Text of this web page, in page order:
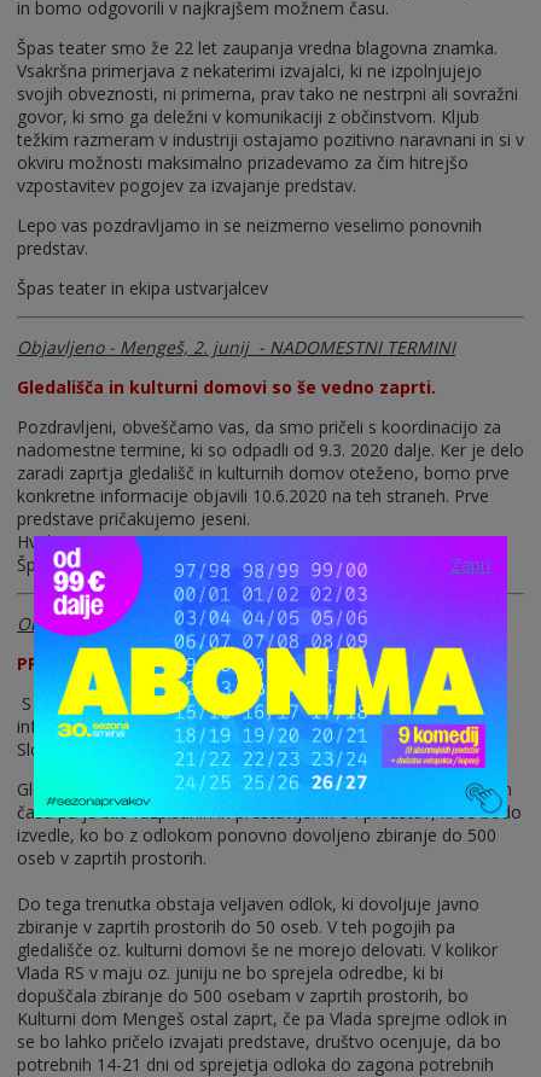
in bomo odgovorili v najkrajšem možnem času.
Špas teater smo že 22 let zaupanja vredna blagovna znamka.
Vsakršna primerjava z nekaterimi izvajalci, ki ne izpolnjujejo
svojih obveznosti, ni primerna, prav tako ne nestrpni ali sovražni
govor, ki smo ga deležni v komunikaciji z občinstvom. Kljub
težkim razmeram v industriji ostajamo pozitivno naravnani in si v
okviru možnosti maksimalno prizadevamo za čim hitrejšo
vzpostavitev pogojev za izvajanje predstav.
Lepo vas pozdravljamo in se neizmerno veselimo ponovnih
predstav.
Špas teater in ekipa ustvarjalcev
Objavljeno - Mengeš, 2. junij - NADOMESTNI TERMINI
Gledališča in kulturni domovi so še vedno zaprti.
Pozdravljeni, obveščamo vas, da smo pričeli s koordinacijo za
nadomestne termine, ki so odpadli od 9.3. 2020 dalje. Ker je delo
zaradi zaprtja gledališč in kulturnih domov oteženo, bomo prve
konkretne informacije objavili 10.6.2020 na teh straneh. Prve
predstave pričakujemo jeseni.
Hvala za razumevanje
Špas teater
Objavljeno - Mengeš, 15. maj - SPOROČILO ZA JAVNOST
PREKLIC EPIDEMIJE NE POMENI ODPRTJE GLEDALIŠČA
S pozitivnim pričakovanjem sprejemamo včeraj podano
informacijo Vlade RS, da je epidemija koronavirusa Covid-19 v
Sloveniji končana.
Gledališče Špas teater je zaprlo svoja vrata dne 9.3.2020, v tem
času pa je bilo razpisanih in prestavljenih 84 predstav, ki se bodo
izvedle, ko bo z odlokom ponovno dovoljeno zbiranje do 500
oseb v zaprtih prostorih.
Do tega trenutka obstaja veljaven odlok, ki dovoljuje javno
zbiranje v zaprtih prostorih do 50 oseb. V teh pogojih pa
gledališče oz. kulturni domovi še ne morejo delovati. V kolikor
Vlada RS v maju oz. juniju ne bo sprejela odredbe, ki bi
dopuščala zbiranje do 500 osebam v zaprtih prostorih, bo
Kulturni dom Mengeš ostal zaprt, če pa Vlada sprejme odlok in
se bo lahko pričelo izvajati predstave, društvo ocenjuje, da bo
potrebnih 14-21 dni od sprejetja odloka do zagona potrebnih
Zapri